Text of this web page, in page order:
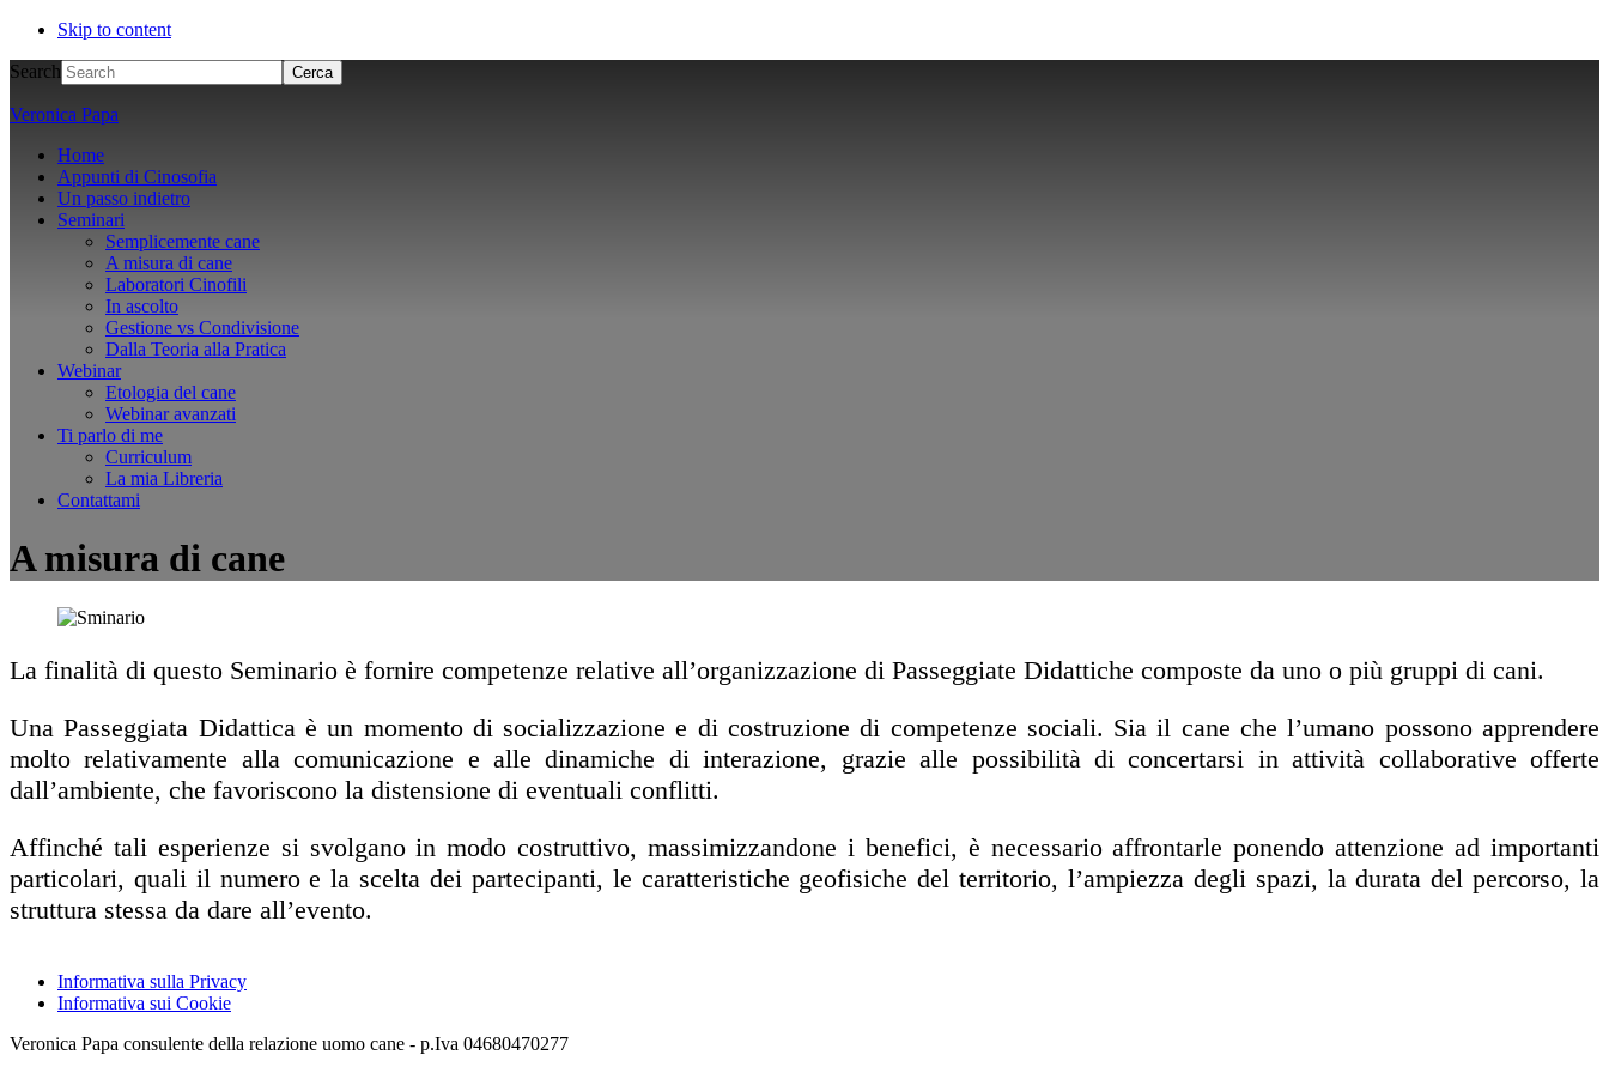
Skip to content
Search
Veronica Papa
Home
Appunti di Cinosofia
Un passo indietro
Seminari
Semplicemente cane
A misura di cane
Laboratori Cinofili
In ascolto
Gestione vs Condivisione
Dalla Teoria alla Pratica
Webinar
Etologia del cane
Webinar avanzati
Ti parlo di me
Curriculum
La mia Libreria
Contattami
A misura di cane
La finalità di questo Seminario è fornire competenze relative all’organizzazione di Passeggiate Didattiche composte da uno o più gruppi di cani.
Una Passeggiata Didattica è un momento di socializzazione e di costruzione di competenze sociali. Sia il cane che l’umano possono apprendere
molto relativamente alla comunicazione e alle dinamiche di interazione, grazie alle possibilità di concertarsi in attività collaborative offerte
dall’ambiente, che favoriscono la distensione di eventuali conflitti.
Affinché tali esperienze si svolgano in modo costruttivo, massimizzandone i benefici, è necessario affrontarle ponendo attenzione ad importanti
particolari, quali il numero e la scelta dei partecipanti, le caratteristiche geofisiche del territorio, l’ampiezza degli spazi, la durata del percorso, la
struttura stessa da dare all’evento.
Informativa sulla Privacy
Informativa sui Cookie
Veronica Papa consulente della relazione uomo cane - p.Iva 04680470277